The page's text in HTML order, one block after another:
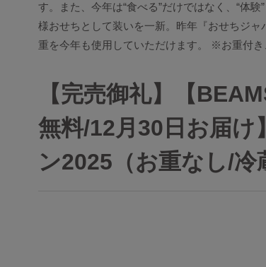
す。また、今年は“食べる”だけではなく、“体
様おせちとして装いを一新。昨年『おせちジ
重を今年も使用していただけます。 ※お重付き
【完売御礼】【
無料/12月30日お届け
ン2025（お重なし/冷